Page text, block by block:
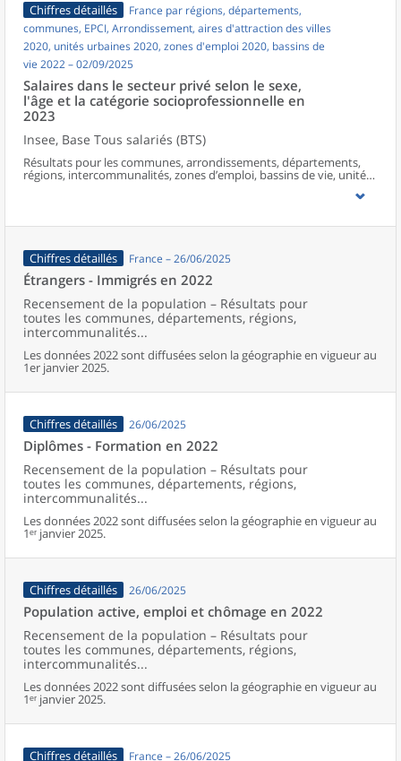
Chiffres détaillés
France par régions, départements,
communes, EPCI, Arrondissement, aires d'attraction des villes
2020, unités urbaines 2020, zones d'emploi 2020, bassins de
vie 2022 – 02/09/2025
Salaires dans le secteur privé selon le sexe,
l'âge et la catégorie socioprofessionnelle en
2023
Insee, Base Tous salariés (BTS)
Résultats pour les communes, arrondissements, départements,
régions, intercommunalités, zones d’emploi, bassins de vie, unités
urbaines et aires d’attraction des villes de France hors Mayotte.
Chiffres détaillés France – 26/06/2025
Étrangers - Immigrés en 2022
Recensement de la population – Résultats pour
toutes les communes, départements, régions,
intercommunalités...
Les données 2022 sont diffusées selon la géographie en vigueur au
1er janvier 2025.
Chiffres détaillés 26/06/2025
Diplômes - Formation en 2022
Recensement de la population – Résultats pour
toutes les communes, départements, régions,
intercommunalités...
Les données 2022 sont diffusées selon la géographie en vigueur au
1ᵉʳ janvier 2025.
Chiffres détaillés 26/06/2025
Population active, emploi et chômage en 2022
Recensement de la population – Résultats pour
toutes les communes, départements, régions,
intercommunalités...
Les données 2022 sont diffusées selon la géographie en vigueur au
1ᵉʳ janvier 2025.
Chiffres détaillés France – 26/06/2025